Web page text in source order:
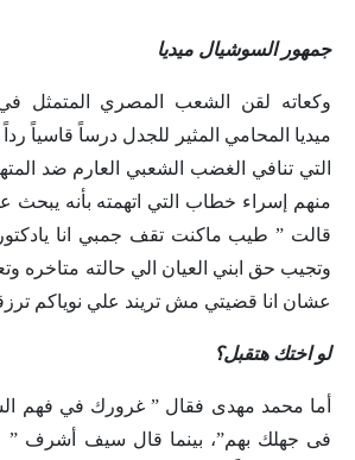
جمهور السوشيال ميديا
وكعاته لقن الشعب المصري المتمثل
ميديا المحامي المثير للجدل درساً قاسياً رداً
التي تنافي الغضب الشعبي العارم ضد
منهم إسراء خطاب التي اتهمته بأنه يبحث
قالت ” طيب ماكنت تقف جمبي انا يادكتور
وتجيب حق ابني العيان الي حالته متاخره
عشان انا قضيتي مش تريند علي نوياكم
لو اختك هتقبل؟
أما محمد مهدى فقال ” غرورك في فهم
فى جهلك بهم”، بينما قال سيف أشرف ”